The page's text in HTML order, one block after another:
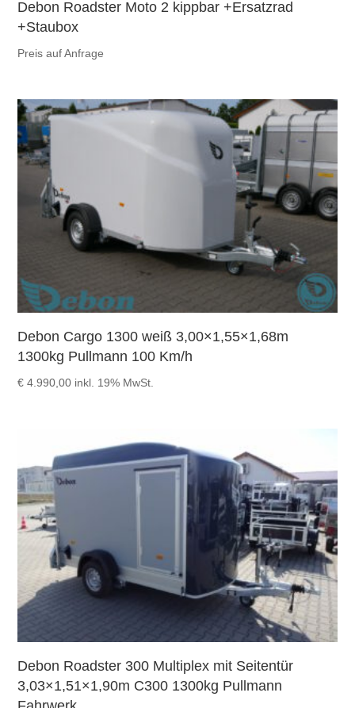
Debon Roadster Moto 2 kippbar +Ersatzrad
+Staubox
Preis auf Anfrage
Debon Cargo 1300 weiß 3,00×1,55×1,68m
1300kg Pullmann 100 Km/h
€ 4.990,00 inkl. 19% MwSt.
Debon Roadster 300 Multiplex mit Seitentür
3,03×1,51×1,90m C300 1300kg Pullmann